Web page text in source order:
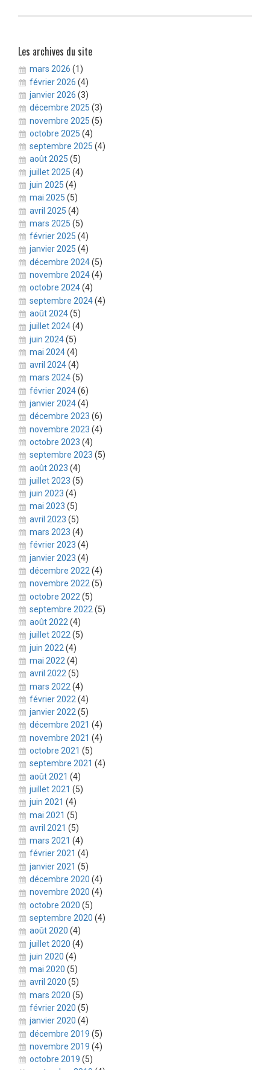
Les archives du site
mars 2026 (1)
février 2026 (4)
janvier 2026 (3)
décembre 2025 (3)
novembre 2025 (5)
octobre 2025 (4)
septembre 2025 (4)
août 2025 (5)
juillet 2025 (4)
juin 2025 (4)
mai 2025 (5)
avril 2025 (4)
mars 2025 (5)
février 2025 (4)
janvier 2025 (4)
décembre 2024(5)
novembre 2024(4)
octobre 2024(4)
septembre 2024(4)
août 2024(5)
juillet 2024(4)
juin 2024(5)
mai 2024(4)
avril 2024(4)
mars 2024(5)
février 2024(6)
janvier 2024(4)
décembre 2023 (6)
novembre 2023 (4)
octobre 2023 (4)
septembre 2023 (5)
août 2023 (4)
juillet 2023 (5)
juin 2023 (4)
mai 2023 (5)
avril 2023 (5)
mars 2023 (4)
février 2023 (4)
janvier 2023 (4)
décembre 2022 (4)
novembre 2022(5)
octobre 2022 (5)
septembre 2022 (5)
août 2022 (4)
juillet 2022(5)
juin 2022 (4)
mai 2022 (4)
avril 2022(5)
mars 2022 (4)
février 2022 (4)
janvier 2022 (5)
décembre 2021 (4)
novembre 2021 (4)
octobre 2021 (5)
septembre 2021 (4)
août 2021 (4)
juillet 2021 (5)
juin 2021 (4)
mai 2021 (5)
avril 2021 (5)
mars 2021 (4)
février 2021 (4)
janvier 2021 (5)
décembre 2020 (4)
novembre 2020 (4)
octobre 2020 (5)
septembre 2020 (4)
août 2020 (4)
juillet 2020 (4)
juin 2020 (4)
mai 2020 (5)
avril 2020 (5)
mars 2020 (5)
février 2020 (5)
janvier 2020 (4)
décembre 2019 (5)
novembre 2019 (4)
octobre 2019 (5)